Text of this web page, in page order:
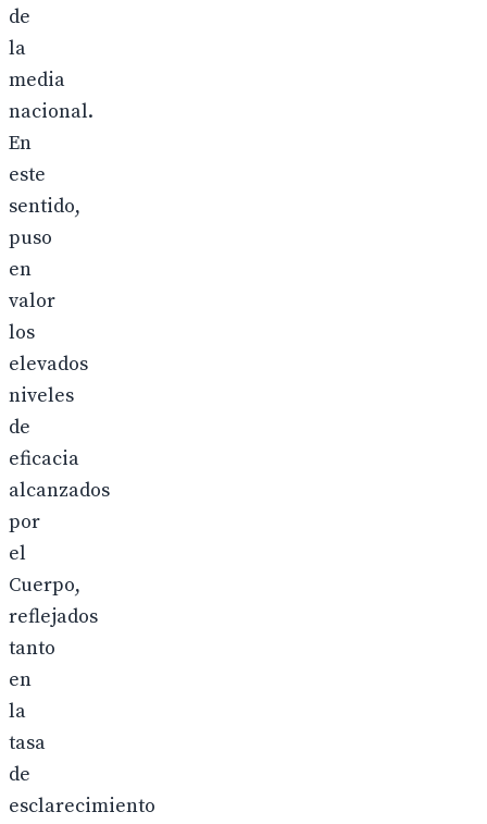
de
la
media
nacional.
En
este
sentido,
puso
en
valor
los
elevados
niveles
de
eficacia
alcanzados
por
el
Cuerpo,
reflejados
tanto
en
la
tasa
de
esclarecimiento